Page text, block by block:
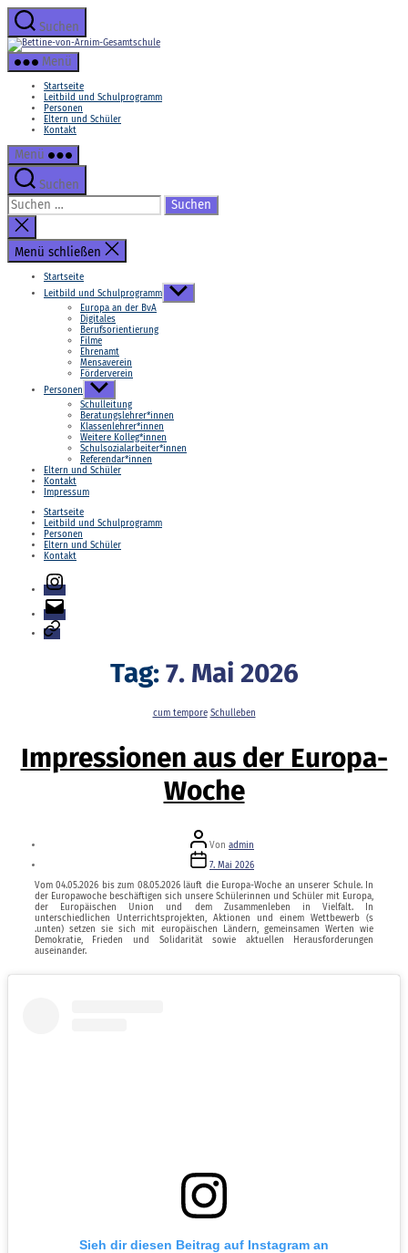
Zum
Inhalt
springenSuchen
Bettine-
Menü
Startseite
Leitbild und Schulprogramm
Personen
Eltern und Schüler
Kontakt
Menü
Suchen
Suchen
nach:
Suche
schließen
Menü schließen
Startseite
Leitbild und Schulprogramm
Untermenü
anzeigen
Europa an der BvA
Digitales
Berufsorientierung
Filme
Ehrenamt
Mensaverein
Förderverein
Personen
Untermenü
anzeigen
Schulleitung
Beratungslehrer*innen
Klassenlehrer*innen
Weitere Kolleg*innen
Schulsozialarbeiter*innen
Referendar*innen
Eltern und Schüler
Kontakt
Impressum
Startseite
Leitbild und Schulprogramm
Personen
Eltern und Schüler
Kontakt
Instagram
E-
Mail
Login
Tag: 7. Mai 2026
Kategorien
cum tempore Schulleben
Impressionen aus der Europa-
Woche
Beitragsautor
Von admin
Veröffentlichungsdatum
7. Mai 2026
Vom 04.05.2026 bis zum 08.05.2026 läuft die Europa-Woche an unserer Schule. In
der Europawoche beschäftigen sich unsere Schülerinnen und Schüler mit Europa,
der Europäischen Union und dem Zusammenleben in Vielfalt. In
unterschiedlichen Unterrichtsprojekten, Aktionen und einem Wettbewerb (s
.unten) setzen sie sich mit europäischen Ländern, gemeinsamen Werten wie
Demokratie, Frieden und Solidarität sowie aktuellen Herausforderungen
auseinander.
Sieh dir diesen Beitrag auf Instagram an